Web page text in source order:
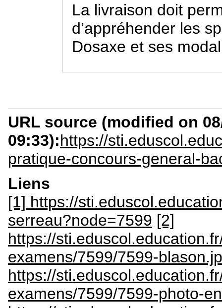
La livraison doit
d’appréhender les
Dosaxe et ses
URL source (modified on
09:33):https://
pratique-concours-general-
Liens
[1] https://
serreau?node=7599 [2]
https://
examens/7599/7599-
https://
examens/7599/7599-photo-